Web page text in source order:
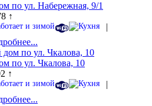
по ул. Набережная, 9/1
↑
|
по ул. Чкалова, 10
↑
|